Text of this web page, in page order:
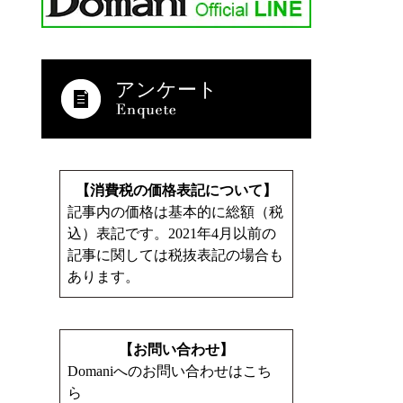
アンケート
【消費税の価格表記について】
記事内の価格は基本的に総額（税
込）表記です。2021年4月以前の
記事に関しては税抜表記の場合も
あります。
【お問い合わせ】
Domaniへのお問い合わせはこち
ら